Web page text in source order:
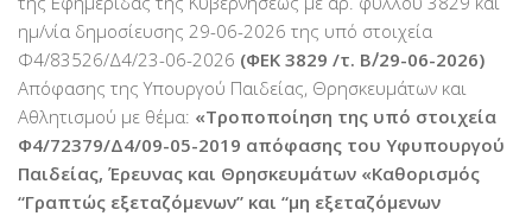
ημ/νία δημοσίευσης 29-06-2026 της υπό στοιχεία
Φ4/83526/Δ4/23-06-2026 (ΦΕΚ 3829 /τ. Β΄/29-06-2026)
Απόφασης της Yπουργού Παιδείας, Θρησκευμάτων και
Αθλητισμού με θέμα: «Τροποποίηση της υπό στοιχεία
Φ4/72379/Δ4/09-05-2019 απόφασης του Υφυπουργού
Παιδείας, Έρευνας και Θρησκευμάτων «Καθορισμός
“Γραπτώς εξεταζόμενων” και “μη εξεταζόμενων